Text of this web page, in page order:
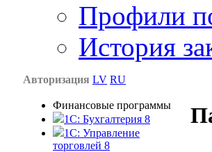
Профили
История
Авторизация LV RU
Финансовые программы
1С: Бухгалтерия 8
1C: Управление
торговлей 8